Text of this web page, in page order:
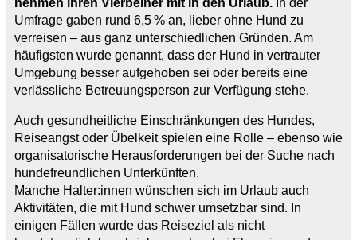
nehmen ihren Vierbeiner mit in den Urlaub. In der
Umfrage gaben rund 6,5 % an, lieber ohne Hund zu
verreisen – aus ganz unterschiedlichen Gründen. Am
häufigsten wurde genannt, dass der Hund in vertrauter
Umgebung besser aufgehoben sei oder bereits eine
verlässliche Betreuungsperson zur Verfügung stehe.
Auch gesundheitliche Einschränkungen des Hundes,
Reiseangst oder Übelkeit spielen eine Rolle – ebenso wie
organisatorische Herausforderungen bei der Suche nach
hundefreundlichen Unterkünften.
Manche Halter:innen wünschen sich im Urlaub auch
Aktivitäten, die mit Hund schwer umsetzbar sind. In
einigen Fällen wurde das Reiseziel als nicht